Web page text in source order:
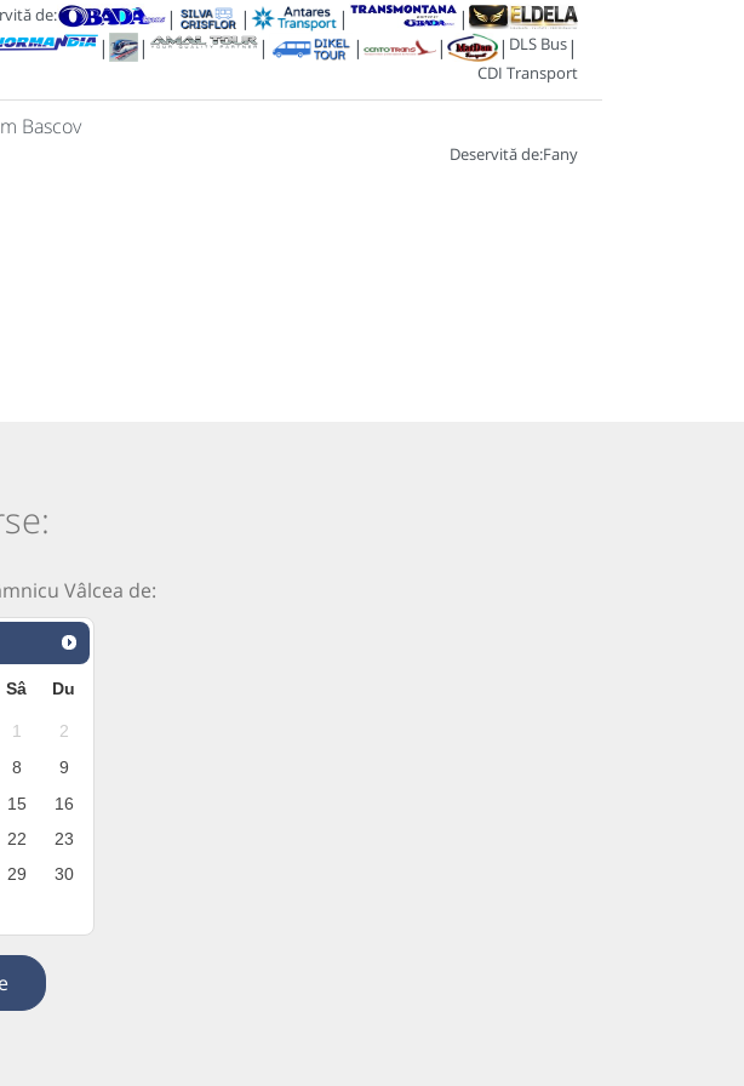
de: | | |
|
| | | | | | DLS Bus|
CDI Transport
Bascov
Deservită de:Fany
Vâlcea de:
Sâ Du
1
2
8
9
15
16
22
23
29
30